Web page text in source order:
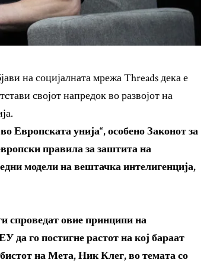
на социјалната мрежа Threads дека е
својот напредок во развојот на
Европската унија“, особено Законот за
правила за заштита на
модели на вештачка интелигенција,
спроведат овие принципи на
да го постигне растот на кој бараат
на Мета, Ник Клег, во темата со